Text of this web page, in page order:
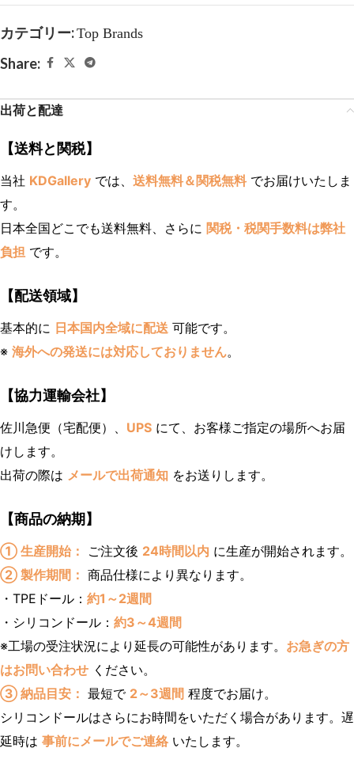
カテゴリー:Top Brands
Share:
出荷と配達
【送料と関税】
当社 KDGallery では、 送料無料＆関税無料でお届けいたしま
す。
日本全国どこでも送料無料、さらに 関税・税関手数料は弊社
負担 です。
【配送領域】
基本的に 日本国内全域に配送 可能です。
※ 海外への発送には対応しておりません。
【協力運輸会社】
佐川急便（宅配便）、 UPS にて、お客様ご指定の場所へお届
けします。
出荷の際は メールで出荷通知 をお送りします。
【商品の納期】
① 生産開始： ご注文後 24時間以内 に生産が開始されます。
② 製作期間： 商品仕様により異なります。
・TPEドール： 約1～2週間
・シリコンドール： 約3～4週間
※工場の受注状況により延長の可能性があります。 お急ぎの方
はお問い合わせ ください。
③ 納品目安： 最短で 2～3週間 程度でお届け。
シリコンドールはさらにお時間をいただく場合があります。遅
延時は 事前にメールでご連絡 いたします。